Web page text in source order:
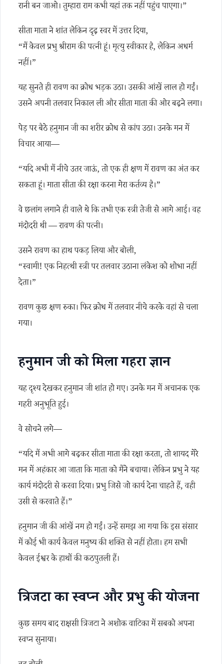
रानी बन जाओ। तुम्हारा राम कभी यहां तक नहीं पहुंच पाएगा।”
सीता माता ने शांत लेकिन दृढ़ स्वर में उत्तर दिया,
“मैं केवल प्रभु श्रीराम की पत्नी हूं। मृत्यु स्वीकार है, लेकिन अधर्म
नहीं।”
यह सुनते ही रावण का क्रोध भड़क उठा। उसकी आंखें लाल हो गईं।
उसने अपनी तलवार निकाल ली और सीता माता की ओर बढ़ने लगा।
पेड़ पर बैठे हनुमान जी का शरीर क्रोध से कांप उठा। उनके मन में
विचार आया—
“यदि अभी मैं नीचे उतर जाऊं, तो एक ही क्षण में रावण का अंत कर
सकता हूं। माता सीता की रक्षा करना मेरा कर्तव्य है।”
वे छलांग लगाने ही वाले थे कि तभी एक स्त्री तेजी से आगे आई। वह
मंदोदरी थी — रावण की पत्नी।
उसने रावण का हाथ पकड़ लिया और बोली,
“स्वामी! एक निहत्थी स्त्री पर तलवार उठाना लंकेश को शोभा नहीं
देता।”
रावण कुछ क्षण रुका। फिर क्रोध में तलवार नीचे करके वहां से चला
गया।
हनुमान जी को मिला गहरा ज्ञान
यह दृश्य देखकर हनुमान जी शांत हो गए। उनके मन में अचानक एक
गहरी अनुभूति हुई।
वे सोचने लगे—
“यदि मैं अभी आगे बढ़कर सीता माता की रक्षा करता, तो शायद मेरे
मन में अहंकार आ जाता कि माता को मैंने बचाया। लेकिन प्रभु ने यह
कार्य मंदोदरी से करवा दिया। प्रभु जिसे जो कार्य देना चाहते हैं, वही
उसी से करवाते हैं।”
हनुमान जी की आंखें नम हो गईं। उन्हें समझ आ गया कि इस संसार
में कोई भी कार्य केवल मनुष्य की शक्ति से नहीं होता। हम सभी
केवल ईश्वर के हाथों की कठपुतली हैं।
त्रिजटा का स्वप्न और प्रभु की योजना
कुछ समय बाद राक्षसी त्रिजटा ने अशोक वाटिका में सबको अपना
स्वप्न सुनाया।